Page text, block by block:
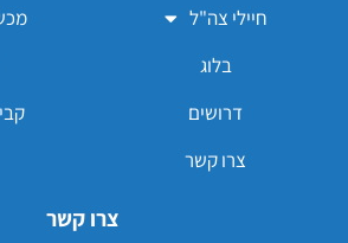
חיילי צה"ל
בלוג
דרושים
צרו קשר
צרו קשר